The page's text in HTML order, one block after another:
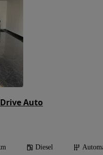
Auto
Diesel